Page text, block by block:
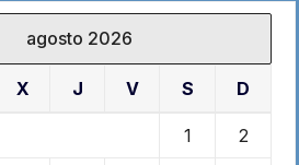
agosto 2026
X J V S D
1 2